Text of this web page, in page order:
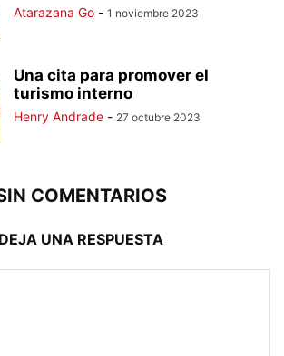
Atarazana Go - 1 noviembre 2023
Una cita para promover el
turismo interno
Henry Andrade - 27 octubre 2023
COMENTARIOS
DEJA UNA RESPUESTA